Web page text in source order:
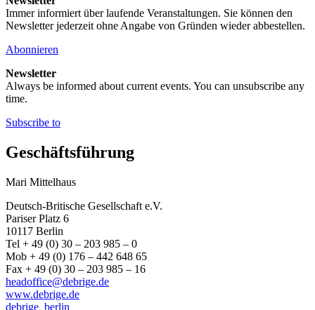
Immer informiert über laufende Veranstaltungen. Sie können den
Newsletter jederzeit ohne Angabe von Gründen wieder abbestellen.
Abonnieren
Newsletter
Always be informed about current events. You can unsubscribe any
time.
Subscribe to
Geschäftsführung
Mari Mittelhaus
Deutsch-Britische Gesellschaft e.V.
Pariser Platz 6
10117 Berlin
Tel + 49 (0) 30 – 203 985 – 0
Mob + 49 (0) 176 – 442 648 65
Fax + 49 (0) 30 – 203 985 – 16
headoffice@debrige.de
www.debrige.de
debrige_berlin